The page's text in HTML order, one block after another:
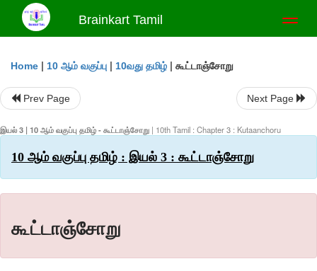
Brainkart Tamil
Home | 10 ஆம் வகுப்பு | 10வது தமிழ் | கூட்டாஞ்சோறு
Prev Page Next Page
இயல் 3 | 10 ஆம் வகுப்பு தமிழ் - கூட்டாஞ்சோறு | 10th Tamil : Chapter 3 : Kutaanchoru
10 ஆம் வகுப்பு தமிழ் : இயல் 3 : கூட்டாஞ்சோறு
கூட்டாஞ்சோறு